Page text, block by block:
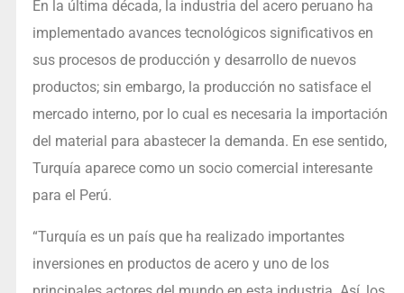
En la última década, la industria del acero peruano ha
implementado avances tecnológicos significativos en
sus procesos de producción y desarrollo de nuevos
productos; sin embargo, la producción no satisface el
mercado interno, por lo cual es necesaria la importación
del material para abastecer la demanda. En ese sentido,
Turquía aparece como un socio comercial interesante
para el Perú.
“Turquía es un país que ha realizado importantes
inversiones en productos de acero y uno de los